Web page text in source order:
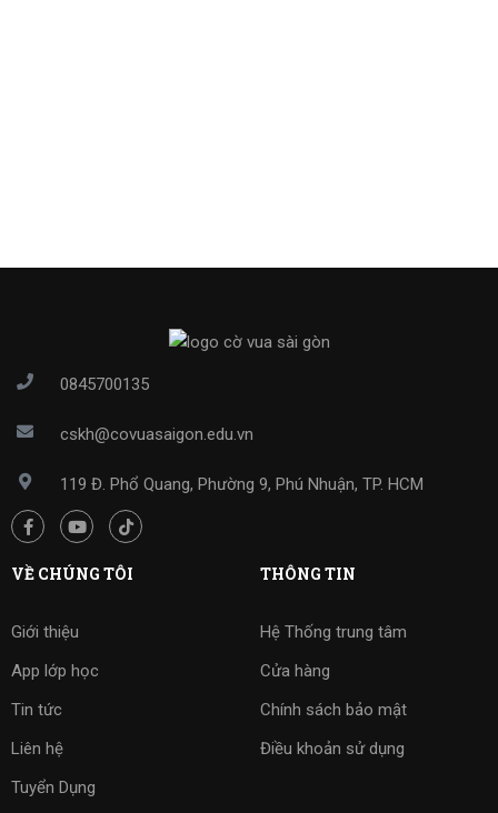
0845700135
cskh@covuasaigon.edu.vn
119 Đ. Phổ Quang, Phường 9, Phú Nhuận, TP. HCM
VỀ CHÚNG TÔI
Giới thiệu
App lớp học
Tin tức
Liên hệ
Tuyển Dụng
THÔNG TIN
Hệ Thống trung tâm
Cửa hàng
Chính sách bảo mật
Điều khoản sử dụng